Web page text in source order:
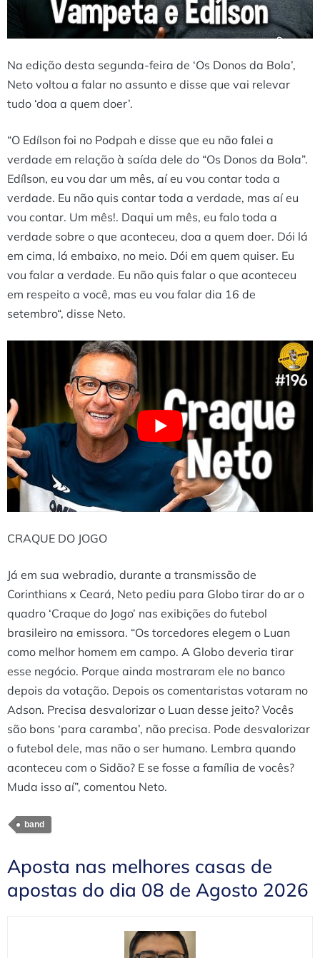
Na edição desta segunda-feira de ‘Os Donos da Bola’,
Neto voltou a falar no assunto e disse que vai relevar
tudo ‘doa a quem doer’.
“O Edílson foi no Podpah e disse que eu não falei a
verdade em relação à saída dele do “Os Donos da Bola”.
Edílson, eu vou dar um mês, aí eu vou contar toda a
verdade. Eu não quis contar toda a verdade, mas aí eu
vou contar. Um mês!. Daqui um mês, eu falo toda a
verdade sobre o que aconteceu, doa a quem doer. Dói lá
em cima, lá embaixo, no meio. Dói em quem quiser. Eu
vou falar a verdade. Eu não quis falar o que aconteceu
em respeito a você, mas eu vou falar dia 16 de
setembro“, disse Neto.
CRAQUE DO JOGO
Já em sua webradio, durante a transmissão de
Corinthians x Ceará, Neto pediu para Globo tirar do ar o
quadro ‘Craque do Jogo’ nas exibições do futebol
brasileiro na emissora. “Os torcedores elegem o Luan
como melhor homem em campo. A Globo deveria tirar
esse negócio. Porque ainda mostraram ele no banco
depois da votação. Depois os comentaristas votaram no
Adson. Precisa desvalorizar o Luan desse jeito? Vocês
são bons ‘para caramba’, não precisa. Pode desvalorizar
o futebol dele, mas não o ser humano. Lembra quando
aconteceu com o Sidão? E se fosse a família de vocês?
Muda isso aí”, comentou Neto.
band
Aposta nas melhores casas de
apostas do dia 08 de Agosto 2026